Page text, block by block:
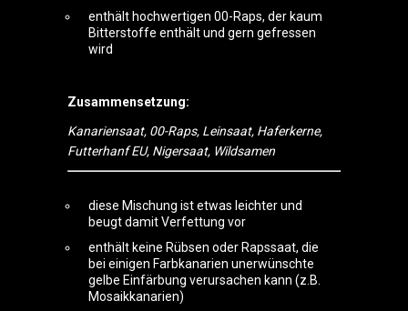
enthält hochwertigen 00-Raps, der kaum
Bitterstoffe enthält und gern gefressen
wird
Zusammensetzung:
Kanariensaat, 00-Raps, Leinsaat, Haferkerne,
Futterhanf EU, Nigersaat, Wildsamen
diese Mischung ist etwas leichter und
beugt damit Verfettung vor
enthält keine Rübsen oder Rapssaat, die
bei einigen Farbkanarien unerwünschte
gelbe Einfärbung verursachen kann (z.B.
Mosaikkanarien)